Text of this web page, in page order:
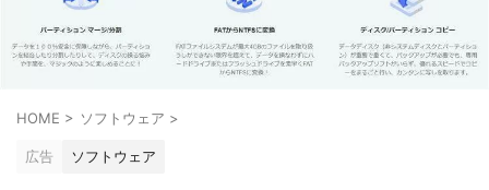
HOME > ソフトウェア >
広告 ソフトウェア